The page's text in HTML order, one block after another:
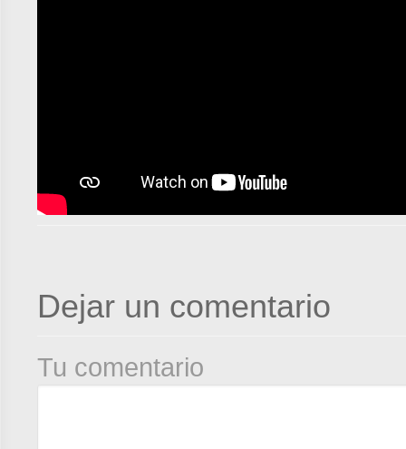
Dejar un comentario
Tu comentario